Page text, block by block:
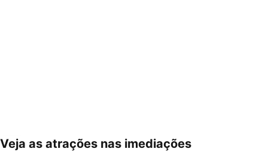
Ampliar mapa
Veja as atrações nas imediações